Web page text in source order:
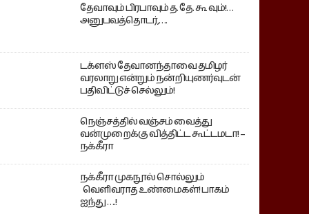
தேவாவும் பிரபாவும் த. தே. கூ வும்!…
அனுபவத்தொடர்,….
டக்ளஸ் தேவானந்தாவை தமிழர்
வரலாறு என்றும் நன்றியுணர்வுடன்
பதிவிட்டுச் செல்லும்!
நெஞ்சத்தில் வஞ்சம் வைத்து
வன்முறைக்கு வித்திட்ட கூட்டமடா! –
நக்கீரா
நக்கீரா முகநூல் சொல்லும்
வெளிவராத உண்மைகள்! பாகம்
ஐந்து ….!